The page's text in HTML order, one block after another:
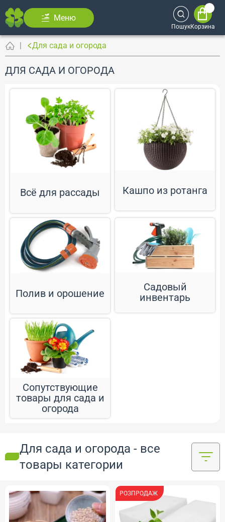
Меню
ПошукКорзина
Для сада и огорода
ДЛЯ САДА И ОГОРОДА
Всё для рассады Кашпо из ротанга
Полив и орошение
Садовый
инвентарь
Сопутствующие
товары для сада и
огорода
Для сада и огорода - все
товары категории
РОЗПРОДАЖ